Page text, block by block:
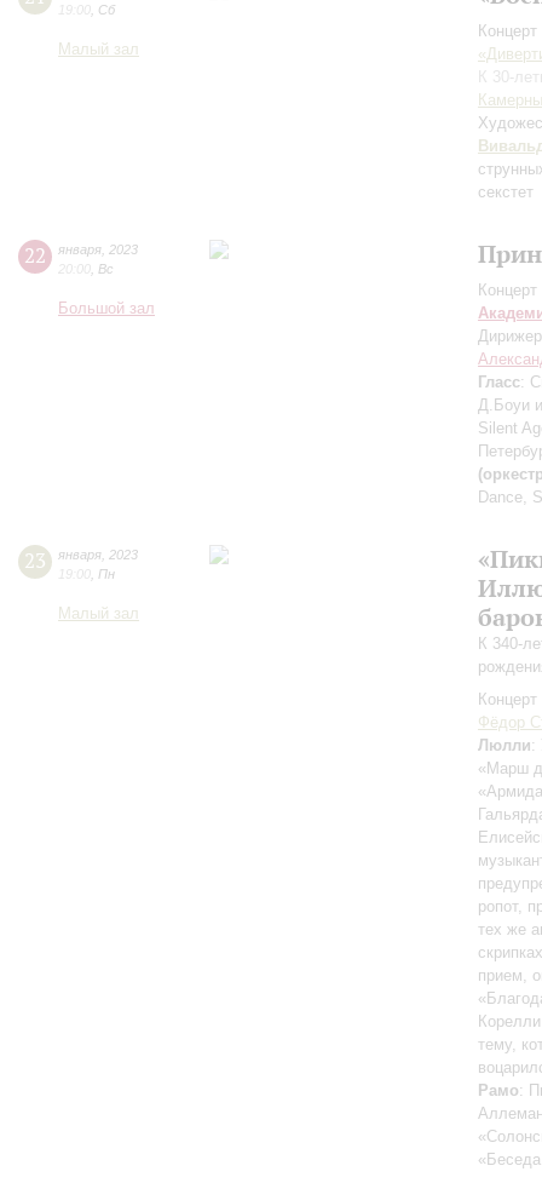
19:00 Сб
Малый зал
К 30-
секстет
22 января 2023
20:00 Вс
Большой зал
Гласс:
Д.Боуи
Silent
Dance,
23 января 2023
19:00 Пн
Малый зал
К 340-
Фёдор
Люлли:
«Марш
ропот,
тех же
прием,
тему,
Рамо: